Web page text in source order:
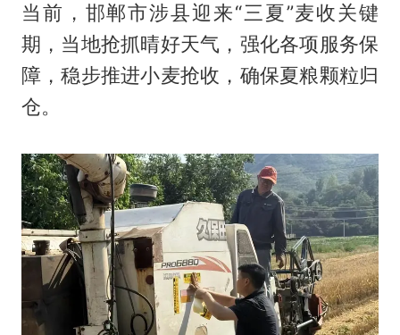
当前，邯郸市涉县迎来“三夏”麦收关键
期，当地抢抓晴好天气，强化各项服务保
障，稳步推进小麦抢收，确保夏粮颗粒归
仓。